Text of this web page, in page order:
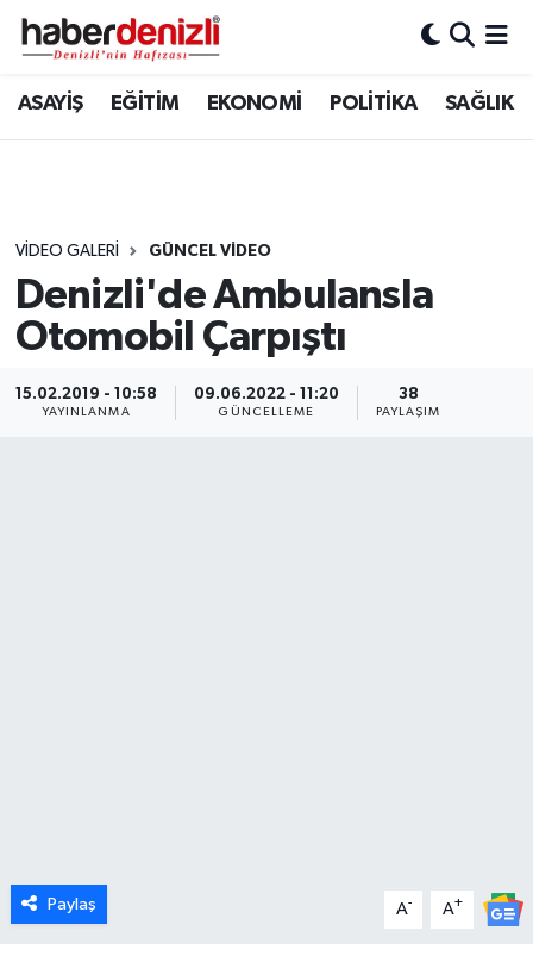
ASAYİŞ EĞİTİM EKONOMİ POLİTİKA SAĞLIK
VIDEO GALERI GÜNCEL VİDEO
Denizli'de Ambulansla
Otomobil Çarpıştı
15.02.2019 - 10:58
YAYINLANMA
09.06.2022 - 11:20
GÜNCELLEME
38
PAYLAŞIM
Paylaş A- A+
Denizli Nöbetçi Eczaneler
Tüm Manşetler
Son Dakika Haberleri